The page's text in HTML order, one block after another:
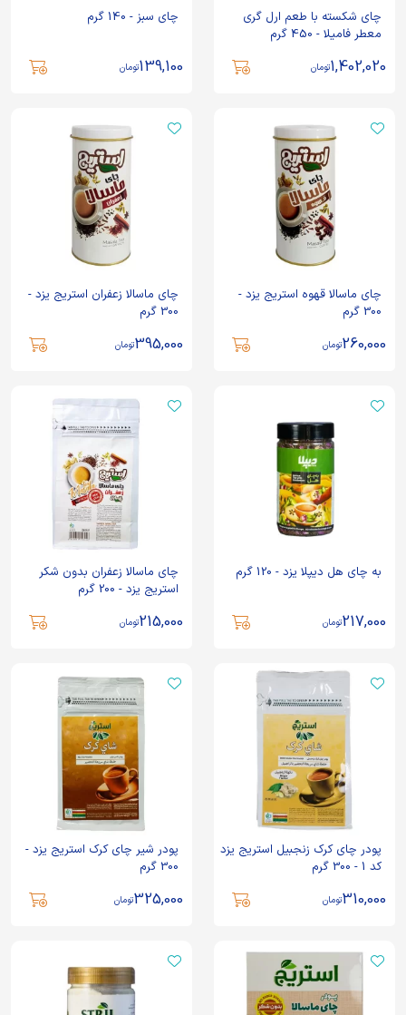
چای شکسته با طعم ارل گری
معطر فامیلا - 450 گرم
1,402,020تومان
چای سبز - 140 گرم
139,100تومان
چای ماسالا قهوه استریج یزد -
300 گرم
260,000تومان
چای ماسالا زعفران استریج یزد -
300 گرم
395,000تومان
به چای هل دیپلا یزد - 120 گرم
217,000تومان
چای ماسالا زعفران بدون شکر
استریج یزد - 200 گرم
215,000تومان
پودر چای کرک زنجبیل استریج یزد
کد 1 - 300 گرم
310,000تومان
پودر شیر چای کرک استریج یزد -
300 گرم
325,000تومان